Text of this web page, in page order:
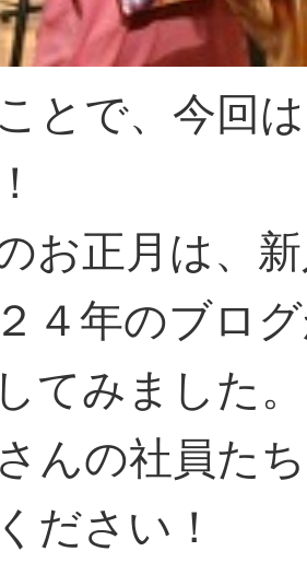
とで、今回
お正月は、
４年のブロ
てみました。
んの社員た
ださい！